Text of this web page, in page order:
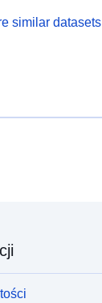
similar datasets